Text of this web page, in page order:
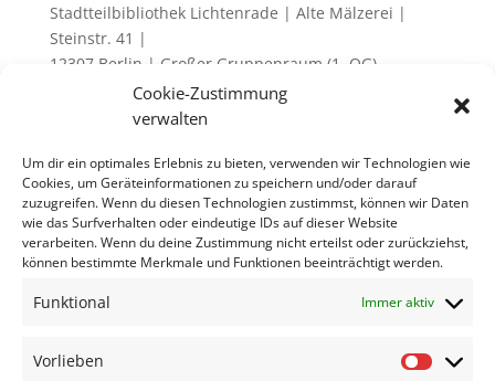
Cookie-Zustimmung
verwalten
Um dir ein optimales Erlebnis zu bieten, verwenden wir Technologien wie
Cookies, um Geräteinformationen zu speichern und/oder darauf
zuzugreifen. Wenn du diesen Technologien zustimmst, können wir Daten
wie das Surfverhalten oder eindeutige IDs auf dieser Website
verarbeiten. Wenn du deine Zustimmung nicht erteilst oder zurückziehst,
können bestimmte Merkmale und Funktionen beeinträchtigt werden.
Funktional Immer aktiv
Vorlieben
Stadtteilbibliothek Lichtenrade | Alte Mälzerei |
Steinstr. 41 |
12307 Berlin | Großer Gruppenraum (1. OG)
https://az-lichtenrade.de/termine/
Wollten Sie schon immer Ihren digitalen Nachlass
sortieren, einen Plan für den Notfall schmieden?
Aber wie und wo anfangen?
Tipps, wie Sie ihre eigene Radieschenliste
was wir erledigen sollten, bevor wir uns die